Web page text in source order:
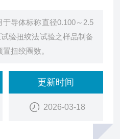
于导体标称直径0.100～2.5
验扭绞法试验之样品制备
扭绞圈数。
更新时间
2026-03-18